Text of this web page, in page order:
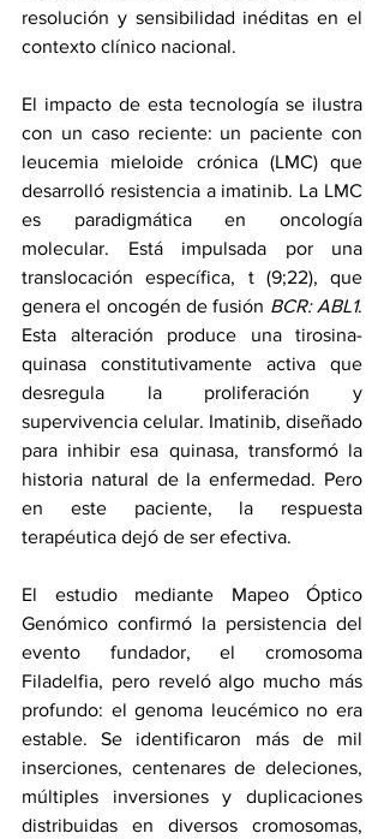
resolución y sensibilidad inéditas en el
contexto clínico nacional.
El impacto de esta tecnología se ilustra
con un caso reciente: un paciente con
leucemia mieloide crónica (LMC) que
desarrolló resistencia a imatinib. La LMC
es paradigmática en oncología
molecular. Está impulsada por una
translocación específica, t (9;22), que
genera el oncogén de fusión BCR: ABL1.
Esta alteración produce una tirosina-
quinasa constitutivamente activa que
desregula la proliferación y
supervivencia celular. Imatinib, diseñado
para inhibir esa quinasa, transformó la
historia natural de la enfermedad. Pero
en este paciente, la respuesta
terapéutica dejó de ser efectiva.
El estudio mediante Mapeo Óptico
Genómico confirmó la persistencia del
evento fundador, el cromosoma
Filadelfia, pero reveló algo mucho más
profundo: el genoma leucémico no era
estable. Se identificaron más de mil
inserciones, centenares de deleciones,
múltiples inversiones y duplicaciones
distribuidas en diversos cromosomas,